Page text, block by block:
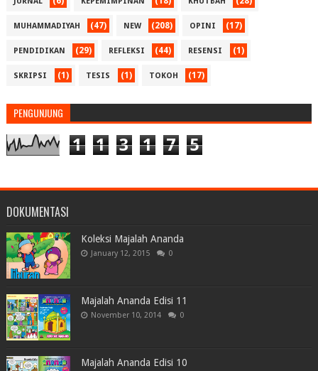
MUHAMMADIYAH (47) NEW (208) OPINI (17)
PENDIDIKAN (29) REFLEKSI (44) RESENSI (1)
SKRIPSI (1) TESIS (1) TOKOH (17)
PENGUNJUNG
1 1 3 1 7 5
DOKUMENTASI
Koleksi Majalah Ananda
January 12, 2015 0
Majalah Ananda Edisi 11
November 10, 2014 0
Majalah Ananda Edisi 10